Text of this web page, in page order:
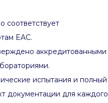
соответствует
EAC.
аккредитованными
испытания и полный
документации для каждого